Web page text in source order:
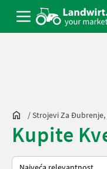
/Strojevi Za
Kupite
Tako se sortira na